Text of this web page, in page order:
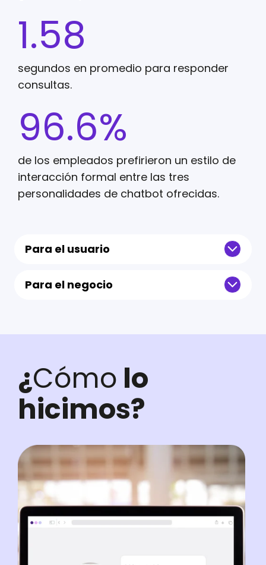
1.58
segundos en promedio para responder
consultas.
96.6%
de los empleados prefirieron un estilo de
interacción formal entre las tres
personalidades de chatbot ofrecidas.
Para el usuario
Para el negocio
¿Cómo lo
hicimos?